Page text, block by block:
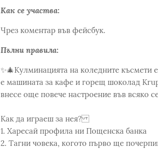
Как се участва:
Чрез коментар във фейсбук.
Пълни правила:
✨🎄Кулминацията на коледните късмети
е машината за кафе и горещ шоколад
внесе още повече настроение във всяко
Как да играеш за нея?
1. Харесай профила ни Пощенска банка
2. Тагни човека, когото първо ще